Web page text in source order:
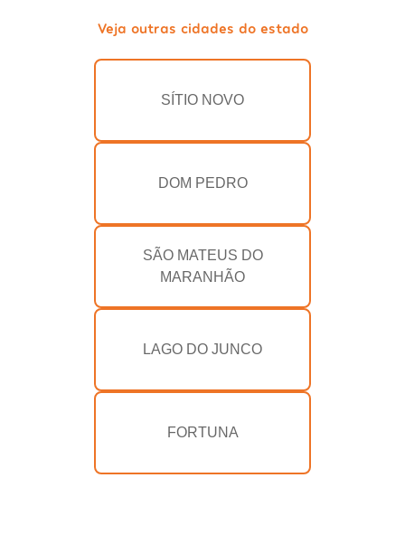
Veja outras cidades do estado
SÍTIO NOVO
DOM PEDRO
SÃO MATEUS DO
MARANHÃO
LAGO DO JUNCO
FORTUNA